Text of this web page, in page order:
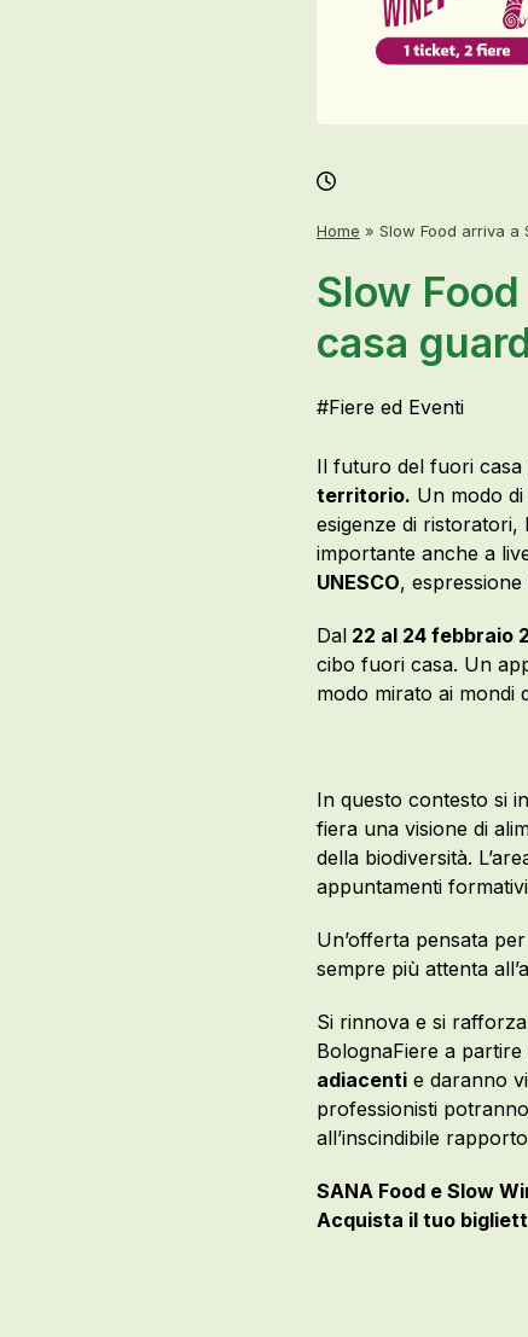
Home » Slow Food arriva a
Slow
casa
#Fiere ed Eventi
Il futuro del fuori casa
territorio. Un modo
esigenze di
importante anche a
UNESCO,
Dal 22 al 24 febbraio
cibo fuori casa. Un
modo mirato ai mondi
In questo contesto si
fiera una visione di
della biodiversità.
appuntamenti
Un’offerta pensata
sempre più attenta
Si rinnova e si
BolognaFiere a
adiacenti e daranno
professionisti
all’inscindibile
SANA Food e Slow
Acquista il tuo